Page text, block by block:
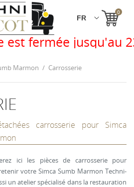
0
jusqu'au 23 août.
Marmon Carrosserie
carrosserie pour Simca
ici les pièces de carrosserie pour
votre Simca Sumb Marmon Techni-
un atelier spécialisé dans la restauration